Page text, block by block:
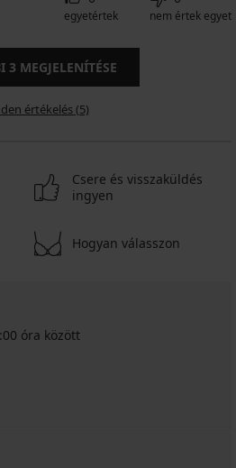
egyetértek nem értek egyet
3 MEGJELENÍTÉSE
értékelés (5)
Csere és visszaküldés
ingyen
Hogyan válasszon
óra között